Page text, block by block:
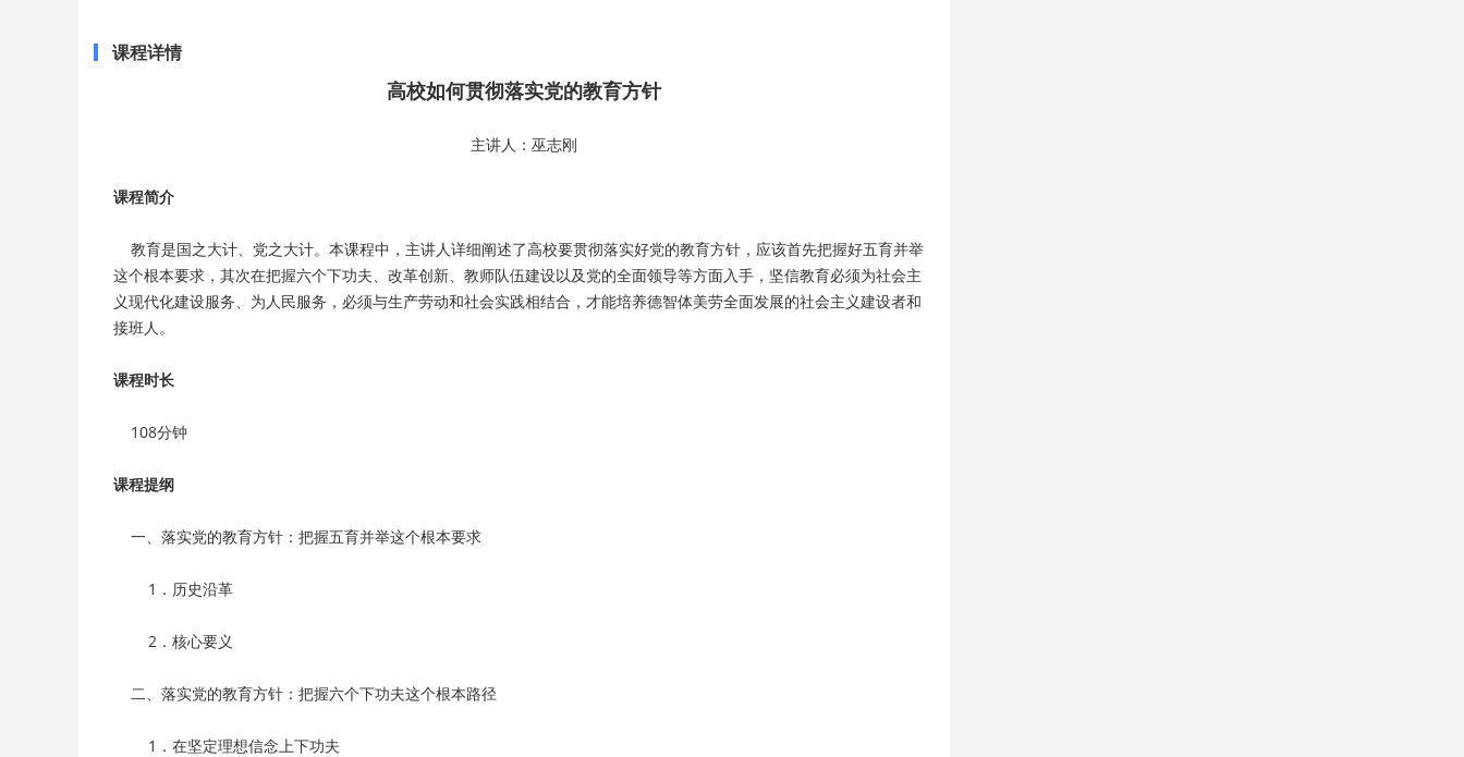
课程详情
高校如何贯彻落实党的教育方针
主讲人：巫志刚
课程简介
教育是国之大计、党之大计。本课程中，主讲人详细阐述了高校要贯彻落实好党的教育方针，应该首先把握好五育并举
这个根本要求，其次在把握六个下功夫、改革创新、教师队伍建设以及党的全面领导等方面入手，坚信教育必须为社会主
义现代化建设服务、为人民服务，必须与生产劳动和社会实践相结合，才能培养德智体美劳全面发展的社会主义建设者和
接班人。
课程时长
108分钟
课程提纲
一、落实党的教育方针：把握五育并举这个根本要求
1．历史沿革
2．核心要义
二、落实党的教育方针：把握六个下功夫这个根本路径
1．在坚定理想信念上下功夫